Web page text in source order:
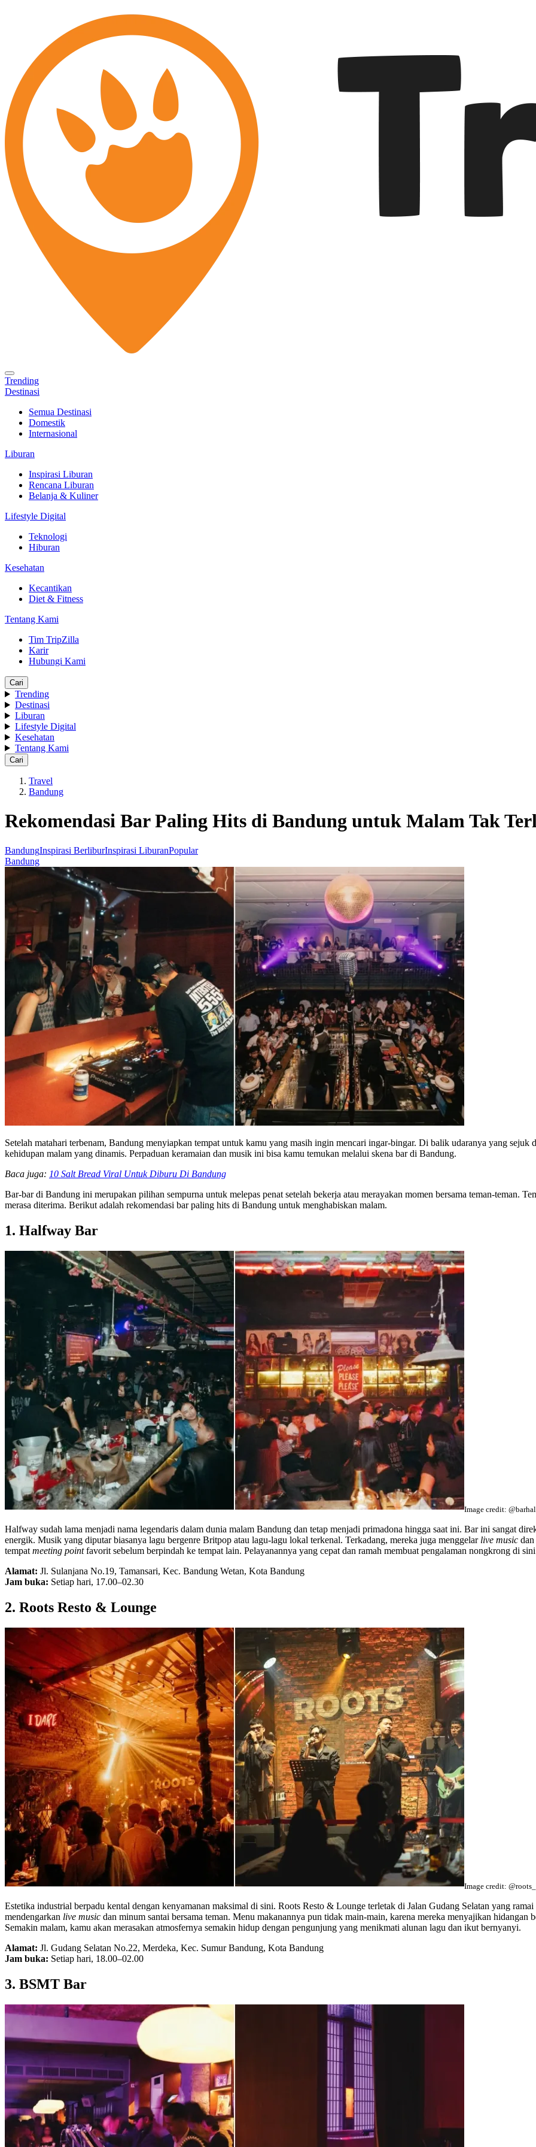
Trending
Destinasi
Semua Destinasi
Domestik
Internasional
Liburan
Inspirasi Liburan
Rencana Liburan
Belanja & Kuliner
Lifestyle Digital
Teknologi
Hiburan
Kesehatan
Kecantikan
Diet & Fitness
Tentang Kami
Tim TripZilla
Karir
Hubungi Kami
Cari
Trending
Destinasi
Liburan
Lifestyle Digital
Kesehatan
Tentang Kami
Cari
Travel
Bandung
Rekomendasi Bar Paling Hits di Bandung untuk Malam Tak
BandungInspirasi BerliburInspirasi LiburanPopular
Bandung
Setelah matahari terbenam, Bandung menyiapkan tempat untuk kamu yang masih ingin mencari ingar-bingar. Di balik udaranya yang sejuk
kehidupan malam yang dinamis. Perpaduan keramaian dan musik ini bisa kamu temukan melalui skena bar di Bandung.
Baca juga: 10 Salt Bread Viral Untuk Diburu Di Bandung
Bar-bar di Bandung ini merupakan pilihan sempurna untuk melepas penat setelah bekerja atau merayakan momen bersama teman-teman.
merasa diterima. Berikut adalah rekomendasi bar paling hits di Bandung untuk menghabiskan malam.
1. Halfway Bar
Image credit:
Halfway sudah lama menjadi nama legendaris dalam dunia malam Bandung dan tetap menjadi primadona hingga saat ini. Bar ini sangat
energik. Musik yang diputar biasanya lagu bergenre Britpop atau lagu-lagu lokal terkenal. Terkadang, mereka juga menggelar live music dan
tempat meeting pointfavorit sebelum berpindah ke tempat lain. Pelayanannya yang cepat dan ramah membuat pengalaman nongkrong di
Alamat: Jl. Sulanjana No.19, Tamansari, Kec. Bandung Wetan, Kota Bandung
Jam buka: Setiap hari, 17.00–02.30
2. Roots Resto & Lounge
Image credit:
Estetika industrial berpadu kental dengan kenyamanan maksimal di sini. Roots Resto & Lounge terletak di Jalan Gudang Selatan yang
mendengarkan live music dan minum santai bersama teman. Menu makanannya pun tidak main-main, karena mereka menyajikan
Semakin malam, kamu akan merasakan atmosfernya semakin hidup dengan pengunjung yang menikmati alunan lagu dan ikut bernyanyi.
Alamat: Jl. Gudang Selatan No.22, Merdeka, Kec. Sumur Bandung, Kota Bandung
Jam buka: Setiap hari, 18.00–02.00
3. BSMT Bar